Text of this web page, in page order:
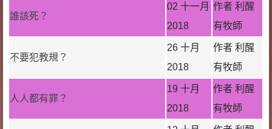
誰該死？
02 十一月
2018
作者 利醒
有牧師
不要犯教規？
26 十月
2018
作者 利醒
有牧師
人人都有罪？
19 十月
2018
作者 利醒
有牧師